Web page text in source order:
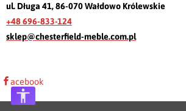
ul. Długa 41, 86-070 Wałdowo Królewskie
+48 696-833-124
sklep@chesterfield-meble.com.pl
acebook